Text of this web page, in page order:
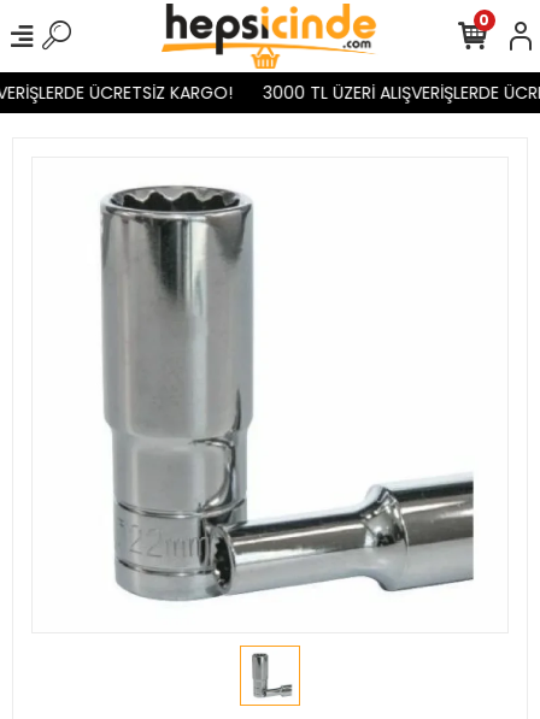
ÜCRETSİZ KARGO! 3000 TL ÜZERİ ALIŞVERİŞLERDE
0